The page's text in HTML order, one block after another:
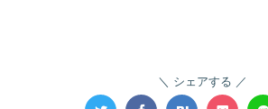
シェアする